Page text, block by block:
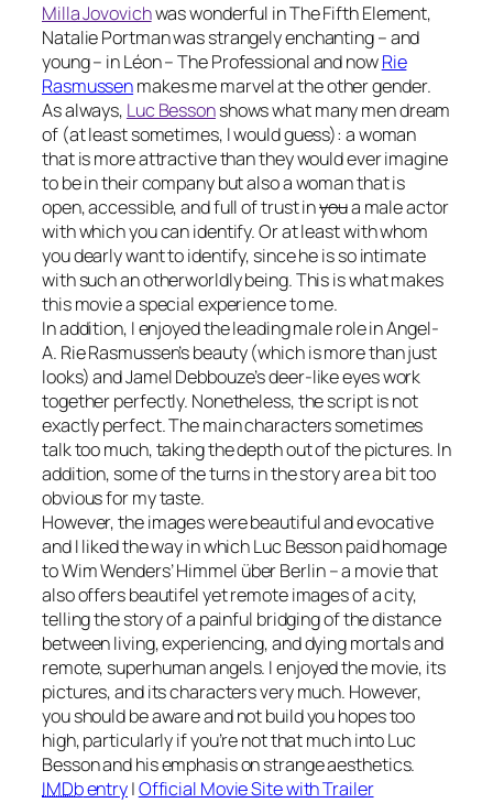
Milla Jovovichwas wonderful inThe Fifth Element,
Natalie Portman was strangely enchanting – and
young – inLéon – The Professionaland nowRie
Rasmussenmakes me marvel at the other gender.
As always, Luc Bessonshows what many men dream
of (at least sometimes, I would guess): a woman
that is more attractive than they would ever imagine
to be in their company but also a woman that is
open, accessible, and full of trust inyoua male actor
with which you can identify. Or at least with whom
you dearly want to identify, since he is so intimate
with such an otherworldly being. This is what makes
this movie a special experience to me.
In addition, I enjoyed the leading male role inAngel-
A. Rie Rasmussen’s beauty (which is more than just
looks) and Jamel Debbouze’s deer-like eyes work
together perfectly. Nonetheless, the script is not
exactly perfect. The main characters sometimes
talk too much, taking the depth out of the pictures. In
addition, some of the turns in the story are a bit too
obvious for my taste.
However, the images were beautiful and evocative
and I liked the way in which Luc Besson paid homage
to Wim Wenders’Himmel über Berlin– a movie that
also offers beautifel yet remote images of a city,
telling the story of a painful bridging of the distance
between living, experiencing, and dying mortals and
remote, superhuman angels. I enjoyed the movie, its
pictures, and its characters very much. However,
you should be aware and not build you hopes too
high, particularly if you’re not that much into Luc
Besson and his emphasis on strange aesthetics.
IMDbentry|Official Movie Site with Trailer